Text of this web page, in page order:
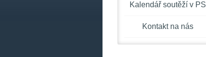
Kalendář soutěží v PS
Kontakt na nás